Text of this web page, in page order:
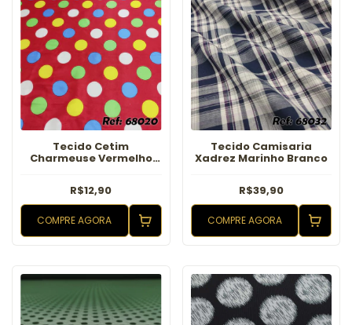
Tecido Cetim
Charmeuse Vermelho
R$12,90
COMPRE AGORA
Tecido Camisaria
Xadrez Marinho Branco
R$39,90
COMPRE AGORA